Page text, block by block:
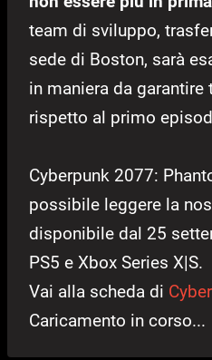
team di sviluppo,
sede di Boston, sarà
in maniera da
rispetto al primo
Cyberpunk 2077:
possibile leggere la
disponibile dal 25
PS5 e Xbox Series X|S.
Vai alla scheda di
Caricamento in corso...